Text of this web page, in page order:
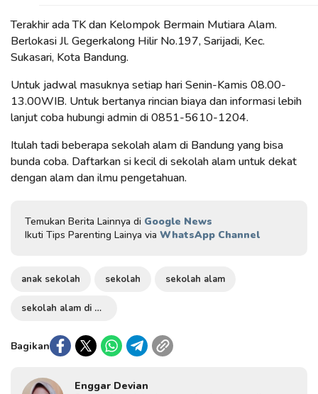
Terakhir ada TK dan Kelompok Bermain Mutiara Alam.
Berlokasi Jl. Gegerkalong Hilir No.197, Sarijadi, Kec.
Sukasari, Kota Bandung.
Untuk jadwal masuknya setiap hari Senin-Kamis 08.00-
13.00WIB. Untuk bertanya rincian biaya dan informasi lebih
lanjut coba hubungi admin di 0851-5610-1204.
Itulah tadi beberapa sekolah alam di Bandung yang bisa
bunda coba. Daftarkan si kecil di sekolah alam untuk dekat
dengan alam dan ilmu pengetahuan.
Temukan Berita Lainnya di Google News
Ikuti Tips Parenting Lainya via WhatsApp Channel
anak sekolah sekolah sekolah alam
sekolah alam di bandung
Bagikan
Enggar Devian